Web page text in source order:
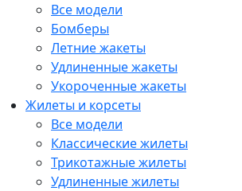
Все модели
Бомберы
Летние жакеты
Удлиненные жакеты
Укороченные жакеты
Жилеты и корсеты
Все модели
Классические жилеты
Трикотажные жилеты
Удлиненные жилеты